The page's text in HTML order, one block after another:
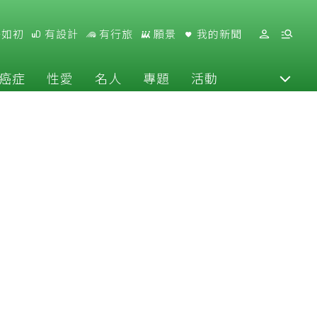
初 有設計 有行旅 願景 我的新聞
症 性愛 名人 專題 活動